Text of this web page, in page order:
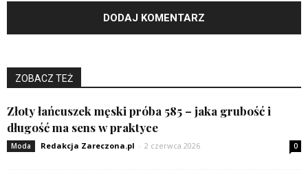
ZOBACZ TEŻ
Złoty łańcuszek męski próba 585 – jaka grubość i
długość ma sens w praktyce
Moda Redakcja Zareczona.pl - 2 czerwca 2026 0